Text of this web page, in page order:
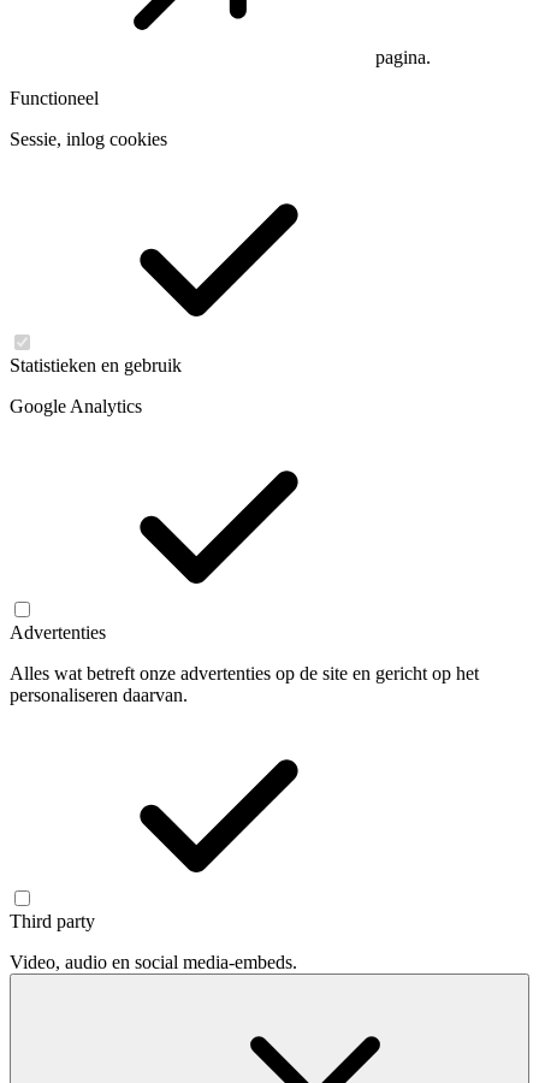
pagina.
Functioneel
Sessie, inlog cookies
Statistieken en gebruik
Google Analytics
Advertenties
Alles wat betreft onze advertenties op de site en gericht op het
personaliseren daarvan.
Third party
Video, audio en social media-embeds.